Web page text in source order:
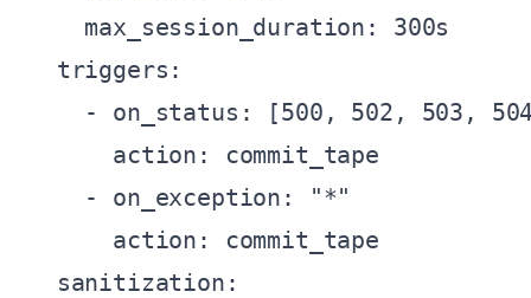
    max_session_duration: 300s
  triggers:
- on_status: [500, 502, 503,
      action: commit_tape
    - on_exception: "*"
      action: commit_tape
  sanitization: